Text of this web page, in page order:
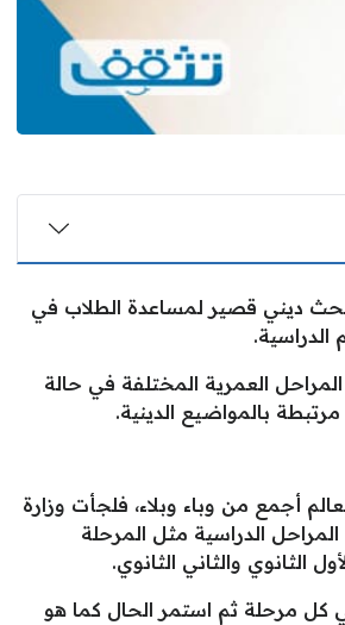
ديني قصير لمساعدة الطلاب في
العمرية المختلفة في حالة
بالمواضيع الدينية.
بالعالم أجمع من وباء وبلاء، فلجأت وزارة
الدراسية مثل المرحلة
الثانوي والثاني الثانوي.
كل مرحلة ثم استمر الحال كما هو